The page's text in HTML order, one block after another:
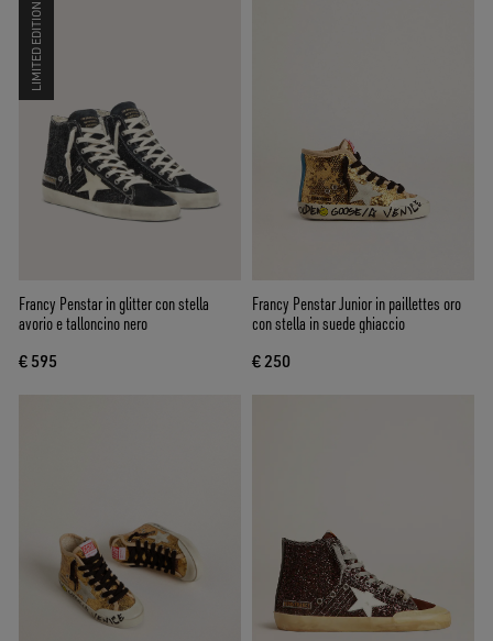
LIMITED EDITION
Francy Penstar in glitter con stella
avorio e talloncino nero
€ 595
Francy Penstar Junior in paillettes oro
con stella in suede ghiaccio
€ 250